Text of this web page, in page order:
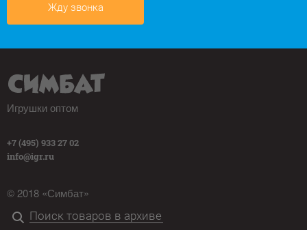
Жду звонка
Игрушки оптом
+7 (495) 933 27 02
info@igr.ru
© 2018 «Симбат»